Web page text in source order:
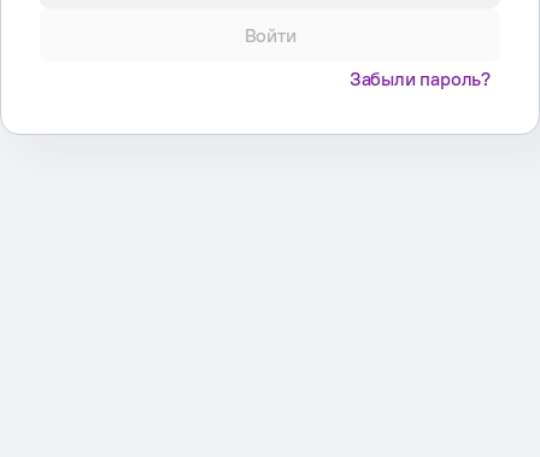
Войти
Забыли пароль?